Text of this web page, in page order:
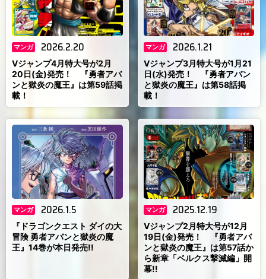
マンガ 2026.2.20
Vジャンプ4月特大号が2月
20日(金)発売！ 『勇者アバ
ンと獄炎の魔王』は第59話掲
載！
マンガ 2026.1.21
Vジャンプ3月特大号が1月21
日(水)発売！ 『勇者アバン
と獄炎の魔王』は第58話掲
載！
マンガ 2026.1.5
『ドラゴンクエスト ダイの大
冒険 勇者アバンと獄炎の魔
王』14巻が本日発売!!
マンガ 2025.12.19
Vジャンプ2月特大号が12月
19日(金)発売！ 『勇者アバ
ンと獄炎の魔王』は第57話か
ら新章「ベルクス撃滅編」開
幕!!